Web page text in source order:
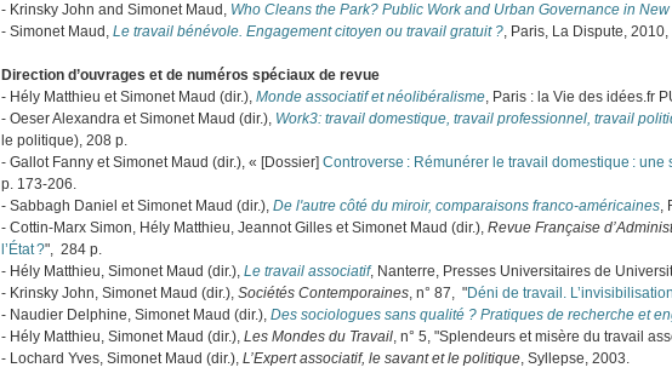
- Krinsky John and Simonet Maud, Who Cleans the Park? Public Work and Urban Governance in New
- Simonet Maud,Le travail bénévole. Engagement citoyen ou travail gratuit ?, Paris, La Dispute,
Direction d’ouvrages et de numéros spéciaux de revue
- Hély Matthieu et Simonet Maud (dir.),Monde associatif et néolibéralisme, Paris : la Vie des idées.fr
- Oeser Alexandra et Simonet Maud (dir.), Work3: travail domestique, travail professionnel, travail
le politique), 208 p.
- Gallot Fanny et Simonet Maud (dir.), « [Dossier]Controverse : Rémunérer le travail domestique :
p. 173‑206.
- Sabbagh Daniel et Simonet Maud (dir.),De l'autre côté du miroir, comparaisons franco-américaines,
- Cottin-Marx Simon, Hély Matthieu, Jeannot Gilles et Simonet Maud (dir.),Revue Française
l’État ?", 284 p.
- Hély Matthieu, Simonet Maud (dir.),Le travail associatif, Nanterre, Presses Universitaires de
- Krinsky John, Simonet Maud (dir.),Sociétés Contemporaines, n° 87, "Déni de travail.
- Naudier Delphine, Simonet Maud (dir.),Des sociologues sans qualité ? Pratiques de recherche et
- Hély Matthieu, Simonet Maud (dir.),Les Mondes du Travail, n° 5, "Splendeurs et misère du travail
- Lochard Yves, Simonet Maud (dir.),L’Expert associatif, le savant et le politique, Syllepse, 2003.